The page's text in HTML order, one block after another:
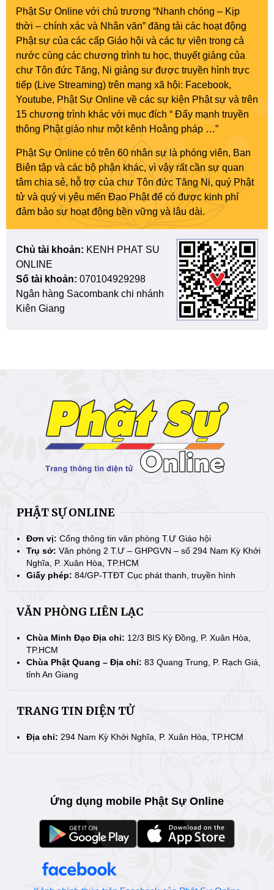
Phật Sự Online với chủ trương “Nhanh chóng – Kịp
thời – chính xác và Nhân văn” đăng tải các hoạt động
Phật sự của các cấp Giáo hội và các tự viện trong cả
nước cùng các chương trình tu học, thuyết giảng của
chư Tôn đức Tăng, Ni giảng sư được truyền hình trực
tiếp (Live Streaming) trên mạng xã hội: Facebook,
Youtube, Phật Sự Online về các sự kiện Phật sự và trên
15 chương trình khác với mục đích “ Đẩy mạnh truyền
thông Phật giáo như một kênh Hoằng pháp …”
Phật Sự Online có trên 60 nhân sự là phóng viên, Ban
Biên tập và các bộ phận khác, vì vậy rất cần sự quan
tâm chia sẻ, hỗ trợ của chư Tôn đức Tăng Ni, quý Phật
tử và quý vị yêu mến Đạo Phật để có được kinh phí
đảm bảo sự hoạt động bền vững và lâu dài.
Chủ tài khoản: KENH PHAT SU
ONLINE
Số tài khoản: 070104929298
Ngân hàng Sacombank chi nhánh
Kiên Giang
PHẬT SỰ ONLINE
Đơn vị: Cổng thông tin văn phòng T.Ư Giáo hội
Trụ sở: Văn phòng 2 T.Ư – GHPGVN – số 294 Nam Kỳ Khởi
Nghĩa, P. Xuân Hòa, TP.HCM
Giấy phép: 84/GP-TTĐT Cục phát thanh, truyền hình
VĂN PHÒNG LIÊN LẠC
Chùa Minh Đạo Địa chỉ: 12/3 BIS Kỳ Đồng, P. Xuân Hòa,
TP.HCM
Chùa Phật Quang – Địa chỉ: 83 Quang Trung, P. Rạch Giá,
tỉnh An Giang
TRANG TIN ĐIỆN TỬ
Địa chỉ: 294 Nam Kỳ Khởi Nghĩa, P. Xuân Hòa, TP.HCM
Ứng dụng mobile Phật Sự Online